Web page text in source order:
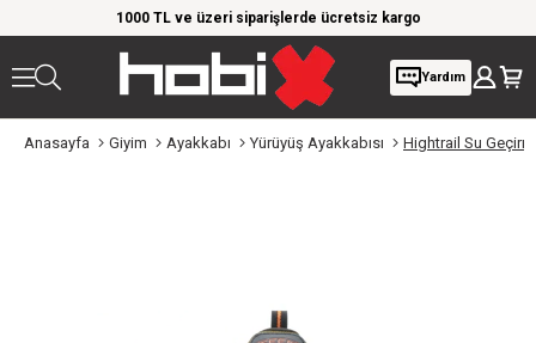
1000 TL ve üzeri siparişlerde ücretsiz kargo
Yardım
Anasayfa Giyim Ayakkabı Yürüyüş Ayakkabısı Hightrail Su